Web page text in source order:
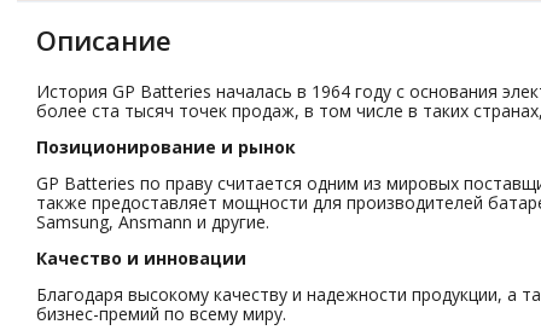
Описание
История GP Batteries началась в 1964 году с основания
более ста тысяч точек продаж, в том числе в таких
Позиционирование и рынок
GP Batteries по праву считается одним из мировых
также предоставляет мощности для производителей
Samsung, Ansmann и другие.
Качество и инновации
Благодаря высокому качеству и надежности продукции, а
бизнес-премий по всему миру.